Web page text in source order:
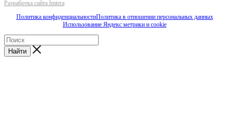
Разработка сайта Imtera
Политика конфиденциальностиПолитика в отношении персональных данных
Использование Яндекс метрики и cookie
Найти